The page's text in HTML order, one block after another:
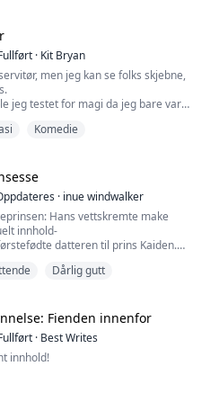
var gravid med deg, avviste jeg
den største feilen i...
· Kit Bryan
men jeg kan se folks skjebne,
jeg testet for magi da jeg bare var
er uidentifiserbar, ble jeg merket
som testene viste, men den har
med noen kjent magisk art.
Komedie
· inue windwalker
Hans vettskremte make
innhold-
datteren til prins Kaiden.
sine kullsøsken. For å gjøre vondt
Men kan hun håndtere hvem...
Dårlig gutt
Fienden innenfor
· Best Writes
innhold!